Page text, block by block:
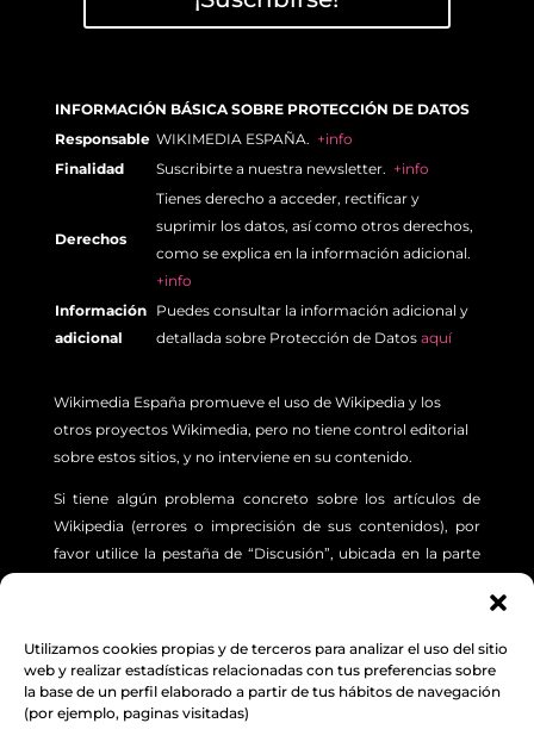
Utilizamos cookies propias y de terceros para analizar el uso del sitio
web y realizar estadísticas relacionadas con tus preferencias sobre
la base de un perfil elaborado a partir de tus hábitos de navegación
(por ejemplo, paginas visitadas)
INFORMACIÓN BÁSICA SOBRE PROTECCIÓN DE DATOS
Responsable WIKIMEDIA ESPAÑA. +info
Finalidad
Suscribirte a nuestra newsletter. +info
Derechos
Tienes derecho a acceder, rectificar y
suprimir los datos, así como otros derechos,
como se explica en la información adicional.
+info
Información
adicional
Puedes consultar la información adicional y
detallada sobre Protección de Datos aquí
Wikimedia España promueve el uso de Wikipedia y los
otros proyectos Wikimedia, pero no tiene control editorial
sobre estos sitios, y no interviene en su contenido.
Si tiene algún problema concreto sobre los artículos de
Wikipedia (errores o imprecisión de sus contenidos), por
favor utilice la pestaña de “Discusión”, ubicada en la parte
Aviso Legal,Protección de DatosyPolítica de
cookies